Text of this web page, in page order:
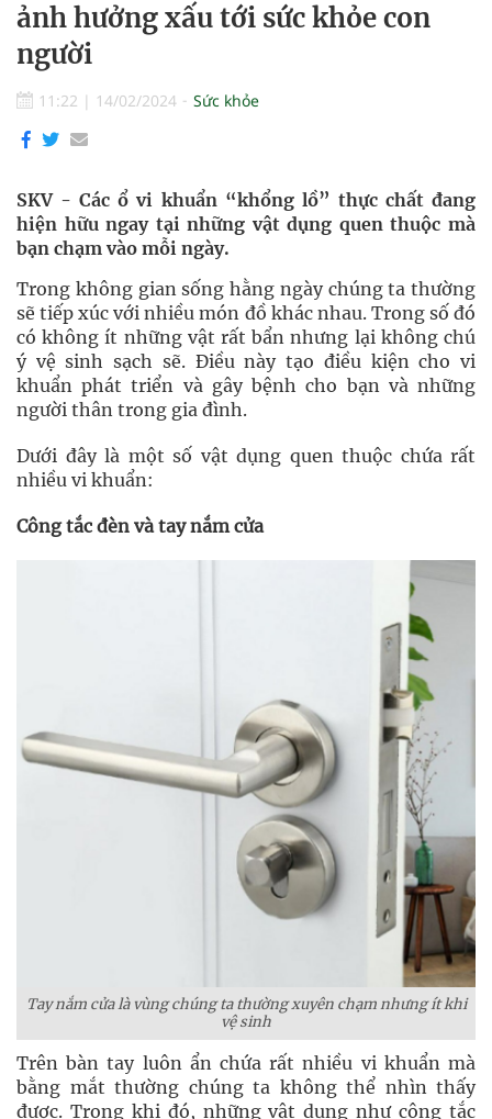
ảnh hưởng xấu tới sức khỏe con
người
11:22 | 14/02/2024 Sức khỏe
SKV - Các ổ vi khuẩn “khổng lồ” thực chất đang
hiện hữu ngay tại những vật dụng quen thuộc mà
bạn chạm vào mỗi ngày.
Trong không gian sống hằng ngày chúng ta thường
sẽ tiếp xúc với nhiều món đồ khác nhau. Trong số đó
có không ít những vật rất bẩn nhưng lại không chú
ý vệ sinh sạch sẽ. Điều này tạo điều kiện cho vi
khuẩn phát triển và gây bệnh cho bạn và những
người thân trong gia đình.
Dưới đây là một số vật dụng quen thuộc chứa rất
nhiều vi khuẩn:
Công tắc đèn và tay nắm cửa
Tay nắm cửa là vùng chúng ta thường xuyên chạm nhưng ít khi
vệ sinh
Trên bàn tay luôn ẩn chứa rất nhiều vi khuẩn mà
bằng mắt thường chúng ta không thể nhìn thấy
được. Trong khi đó, những vật dụng như công tắc